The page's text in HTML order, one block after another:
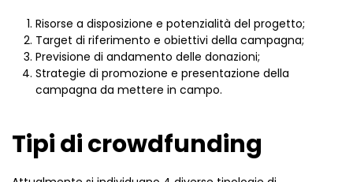
Risorse a disposizione e potenzialità del progetto;
Target di riferimento e obiettivi della campagna;
Previsione di andamento delle donazioni;
Strategie di promozione e presentazione della
campagna da mettere in campo.
Tipi di crowdfunding